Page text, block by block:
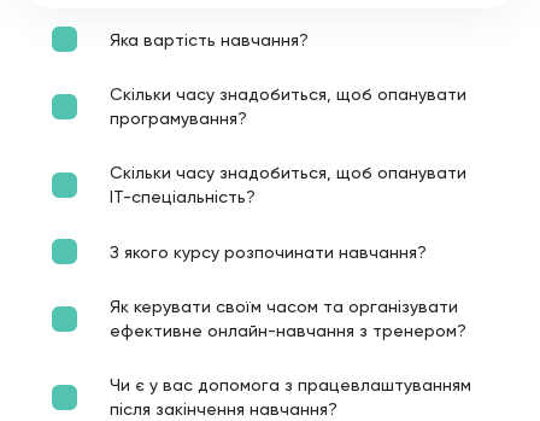
Яка вартість навчання?
Скільки часу знадобиться, щоб опанувати
програмування?
Скільки часу знадобиться, щоб опанувати
ІТ-спеціальність?
З якого курсу розпочинати навчання?
Як керувати своїм часом та організувати
ефективне онлайн-навчання з тренером?
Чи є у вас допомога з працевлаштуванням
після закінчення навчання?